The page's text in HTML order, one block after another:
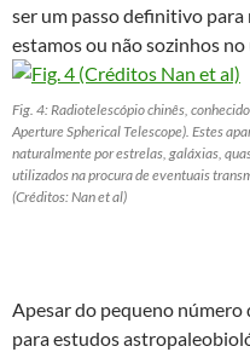
ser um passo definitivo
estamos ou não sozinhos no
Fig. 4: Radiotelescópio chinês,
Aperture Spherical Telescope). Estes
naturalmente por estrelas, galáxias,
utilizados na procura de eventuais
(Créditos: Nan et al)
Apesar do pequeno número
para estudos